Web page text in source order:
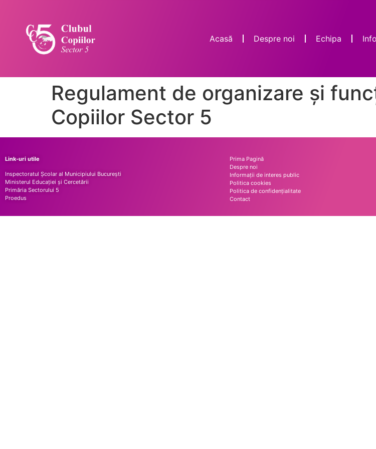
Acasă Despre noi Echipa
Regulament de organizare și
Copiilor Sector 5
Link-uri utile
Inspectoratul Școlar al Municipiului București
Ministerul Educației și Cercetării
Primăria Sectorului 5
Proedus
Prima Pagină
Despre noi
Informații de interes public
Politica cookies
Politica de confidențialitate
Contact